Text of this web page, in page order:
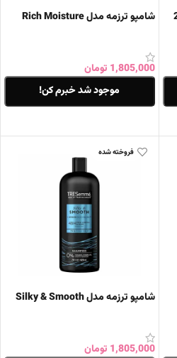
شامپو ترزمه مدل Rich Moisture
1,805,000 تومان
موجود شد خبرم کن!
فروخته شده
شامپو ترزمه مدل Silky & Smooth
1,805,000 تومان